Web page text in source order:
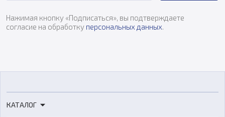
Нажимая кнопку «Подписаться», вы подтверждаете
согласие на обработку персональных данных.
КАТАЛОГ